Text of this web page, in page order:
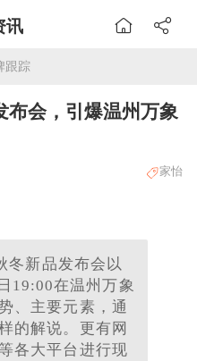
讯
跟踪
布会，引爆温州万象
家怡
冬新品发布会以
19:00在温州万象
、主要元素，通
的解说。更有网
各大平台进行现